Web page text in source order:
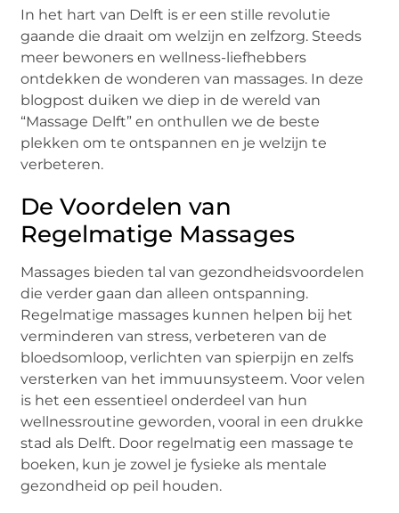
In het hart van Delft is er een stille revolutie
gaande die draait om welzijn en zelfzorg. Steeds
meer bewoners en wellness-liefhebbers
ontdekken de wonderen van massages. In deze
blogpost duiken we diep in de wereld van
“Massage Delft” en onthullen we de beste
plekken om te ontspannen en je welzijn te
verbeteren.
De Voordelen van
Regelmatige Massages
Massages bieden tal van gezondheidsvoordelen
die verder gaan dan alleen ontspanning.
Regelmatige massages kunnen helpen bij het
verminderen van stress, verbeteren van de
bloedsomloop, verlichten van spierpijn en zelfs
versterken van het immuunsysteem. Voor velen
is het een essentieel onderdeel van hun
wellnessroutine geworden, vooral in een drukke
stad als Delft. Door regelmatig een massage te
boeken, kun je zowel je fysieke als mentale
gezondheid op peil houden.